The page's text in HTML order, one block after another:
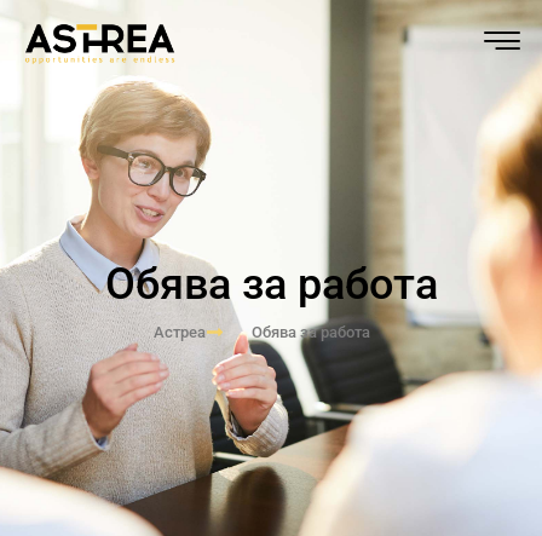
Обява за работа
Астреа Обява за работа